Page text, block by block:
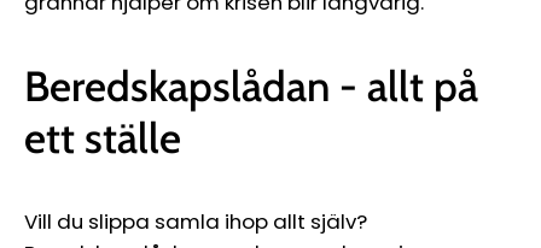
Beredskapslådan - allt på
ett ställe
Vill du slippa samla ihop allt själv?